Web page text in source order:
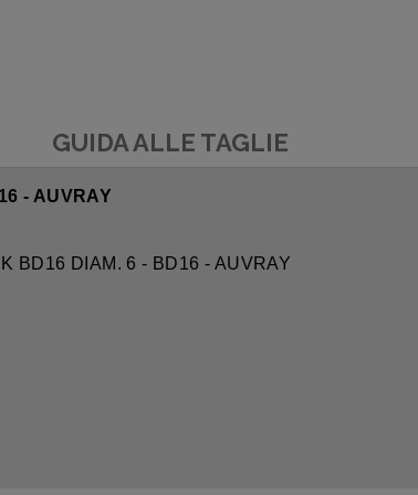
GUIDA ALLE TAGLIE
- AUVRAY
BD16 DIAM. 6 - BD16 - AUVRAY